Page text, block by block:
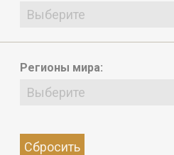
Выберите
Регионы мира:
Выберите
Сбросить